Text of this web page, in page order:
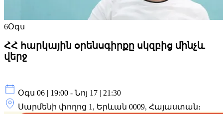
6Օգս
ՀՀ հարկային օրենսգիրքը սկզբից մինչև
վերջ
Օգս 06 | 19:00 - Նոյ 17 | 21:30
Սարմենի փողոց 1, Երևան 0009, Հայաստան։